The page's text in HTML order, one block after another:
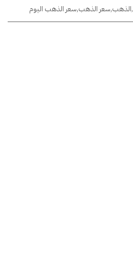
,الذهب,سعر الذهب,سعر الذهب اليوم